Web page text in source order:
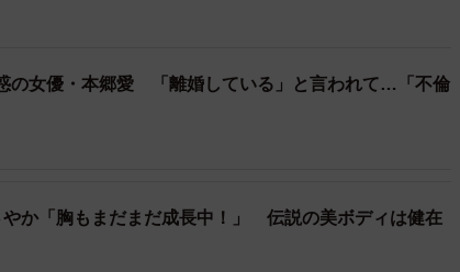
の女優・本郷愛 「離婚している」と言われて…「不倫
やか「胸もまだまだ成長中！」 伝説の美ボディは健在